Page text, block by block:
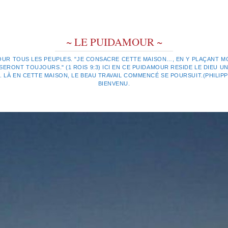
~ LE PUIDAMOUR ~
TOUS LES PEUPLES. "JE CONSACRE CETTE MAISON…, EN Y PLAÇANT
TOUJOURS." (1 ROIS 9:3) ICI EN CE PUIDAMOUR RESIDE LE DIEU
LÀ EN CETTE MAISON, LE BEAU TRAVAIL COMMENCÉ SE
BIENVENU.